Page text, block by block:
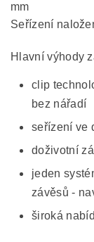
mm
Seřízení
Hlavní výhody
clip
bez nářadí
seřízení ve
doživotní
jeden
závěsů -
široká